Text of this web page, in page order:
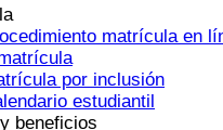
matrícula en
por inclusión
estudiantil
beneficios